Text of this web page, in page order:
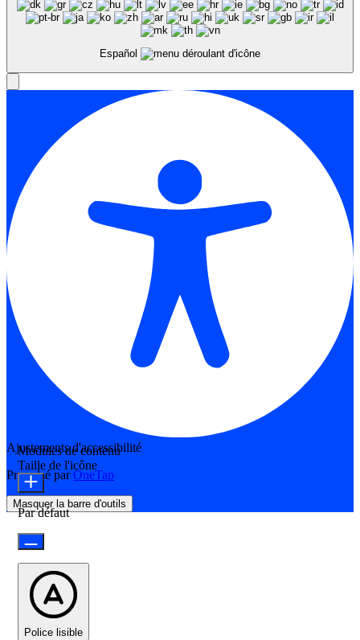
Español
Ajustements d'accessibilité
Propulsé parOneTap
Masquer la barre d'outils
Modules de contenu
Taille de l'icône
Par défaut
Police lisible